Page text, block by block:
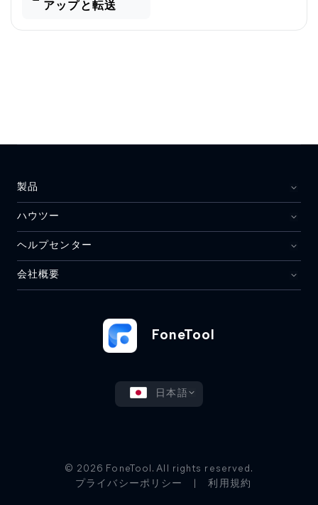
アップと転送
FoneTool
日本語
製品
ハウツー
ヘルプセンター
会社概要
© 2026 FoneTool. All rights reserved.
プライバシーポリシー
利用規約